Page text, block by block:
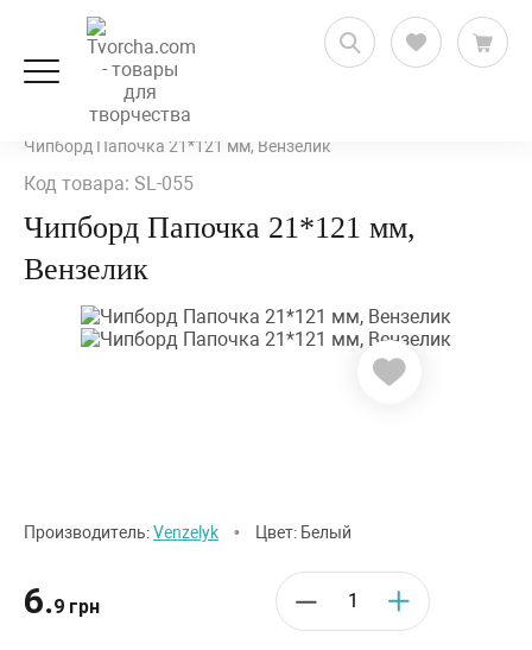
Скрапбукинг Декор и украшения
Чипборд Папочка 21*121 мм, Вензелик
Код товара: SL-055
Чипборд Папочка 21*121 мм,
Вензелик
Производитель:Venzelyk • Цвет: Белый
6.9 грн